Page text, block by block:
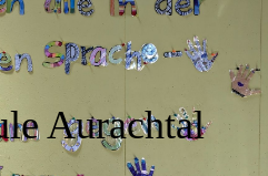
Aurachtal